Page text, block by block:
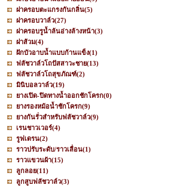
ฝาครอบตะแกรงกันกลิ่น(5)
ฝาครอบวาล์ว(27)
ฝาครอบรูน้ำล้นอ่างล้างหน้า(3)
ฝาส้วม(4)
ฝักบัวอาบน้ำแบบก้านแข็ง(1)
ฟลัชวาล์วโถปัสสาวะชาย(13)
ฟลัชวาล์วโถสุขภัณฑ์(2)
มินิบอลวาล์ว(19)
ยางเปิด-ปิดทางน้ำออกชักโครก(0)
ยางรองหม้อน้ำชักโครก(9)
ยางกันรั่วสำหรับฟลัชวาล์ว(9)
เรนชาวเวอร์(4)
รูฟเดรน(2)
ราวปรับระดับ/ราวเลื่อน(1)
ราวแขวนผ้า(15)
ลูกลอย(11)
ลูกสูบฟลัชวาล์ว(3)